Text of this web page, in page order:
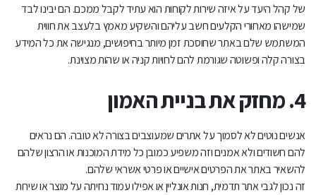
של קהל היעד על איזה שירות לקוחות הוא עתיד לקבל ממכם. הם יבינו לבד
שמישהו מאחורי הקלעים חשב עליהם והשקיע מאמץ בלעצב את חווית
המשתמש שלם באתר שחוסכת זמן מיותר בחיפושים, מנגישה את כל המידע
בצורה קלה ופשוטה שגורמת להם לחויות קניה או שהות מצוינת.
4. מחזק את בניית האמון
אנשים נוטים לא לסמוך על אתרים שמעוצבים בצורה לא טובה. הם נראים
להם חשודים ולא אמנים וזה משפיע כמובן כל מידת המוכנות או הרצון שלהם
להשאיר באתר את הפרטים אישיים או פרטי אשראי שלהם.
זה נכון לגבי אתר תדמית, חנות אונליין או אפילו עמוד נחיתה על מוצר או שירות